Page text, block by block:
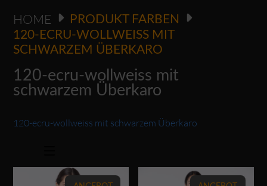
HOME
PRODUKT FARBEN
120-ECRU-WOLLWEISS MIT
SCHWARZEM ÜBERKARO
120-ecru-wollweiss mit
schwarzem Überkaro
120-ecru-wollweiss mit schwarzem Überkaro
Dieses Produkt weist mehrere Varianten auf. Die Optionen können auf der Produktseite gewählt werden Dieses Produkt weist mehrere Varianten auf. Die Optionen können auf der Produktseite gewählt werden